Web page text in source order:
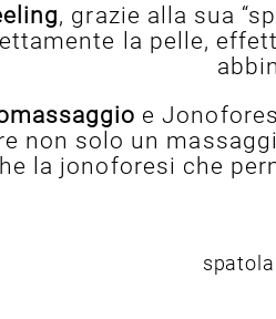
, grazie alla sua
la pelle,
e
non solo un
la jonoforesi che